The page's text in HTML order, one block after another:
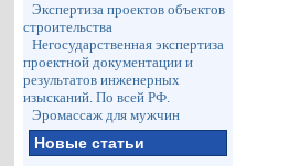
Экспертиза проектов объектов
строительства
Негосударственная экспертиза
проектной документации и
результатов инженерных
изысканий. По всей РФ.
Эромассаж для мужчин
Новые статьи